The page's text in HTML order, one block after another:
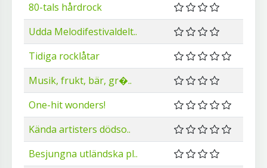
80-tals hårdrock
Udda Melodifestivaldelt..
Tidiga rocklåtar
Musik, frukt, bär, gr�..
One-hit wonders!
Kända artisters dödso..
Besjungna utländska pl..